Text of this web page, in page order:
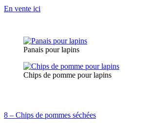
En vente ici
Panais pour lapins
Chips de pomme pour lapins
8 – Chips de pommes séchées